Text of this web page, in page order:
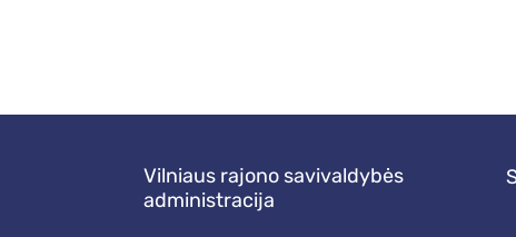
Vilniaus rajono savivaldybės
administracija